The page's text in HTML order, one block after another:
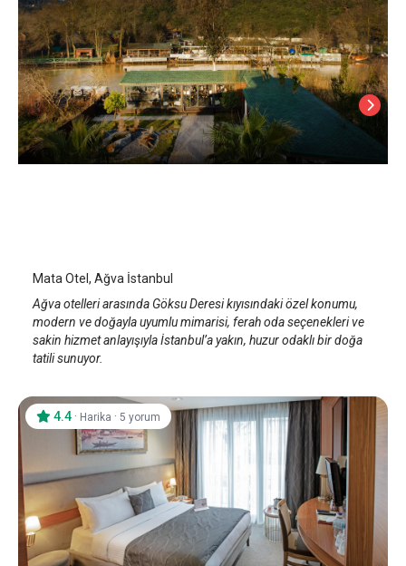
Mata Otel, Ağva İstanbul
Ağva otelleri arasında Göksu Deresi kıyısındaki özel konumu,
modern ve doğayla uyumlu mimarisi, ferah oda seçenekleri ve
sakin hizmet anlayışıyla İstanbul’a yakın, huzur odaklı bir doğa
tatili sunuyor.
4.4 · Harika · 5 yorum